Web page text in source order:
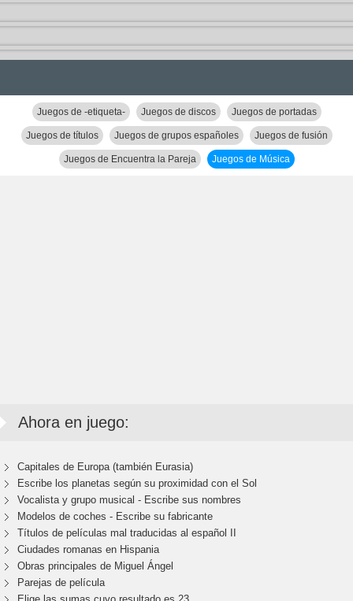
Juegos de -etiqueta- Juegos de discos Juegos de portadas
Juegos de títulos Juegos de grupos españoles Juegos de fusión
Juegos de Encuentra la Pareja Juegos de Música
Ahora en juego:
Capitales de Europa (también Eurasia)
Escribe los planetas según su proximidad con el Sol
Vocalista y grupo musical - Escribe sus nombres
Modelos de coches - Escribe su fabricante
Títulos de películas mal traducidas al español II
Ciudades romanas en Hispania
Obras principales de Miguel Ángel
Parejas de película